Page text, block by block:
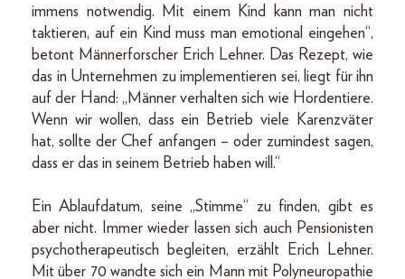
immens notwendig. Mit einem Kind kann man nicht
taktieren, auf ein Kind muss man emotional eingehen“,
betont Männerforscher Erich Lehner. Das Rezept, wie
das in Unternehmen zu implementieren sei, liegt für ihn
auf der Hand: „Männer verhalten sich wie Hordentiere.
Wenn wir wollen, dass ein Betrieb viele Karenzväter
hat, sollte der Chef anfangen – oder zumindest sagen,
dass er das in seinem Betrieb haben will.“
Ein Ablaufdatum, seine „Stimme“ zu finden, gibt es
aber nicht. Immer wieder lassen sich auch Pensionisten
psychotherapeutisch begleiten, erzählt Erich Lehner.
Mit über 70 wandte sich ein Mann mit Polyneuropathie